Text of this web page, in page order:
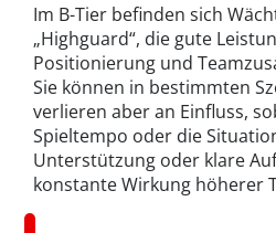
Im B-Tier befinden sich
„Highguard“, die gute
Positionierung und
Sie können in bestimmten
verlieren aber an Einfluss,
Spieltempo oder die
Unterstützung oder klare
konstante Wirkung höherer